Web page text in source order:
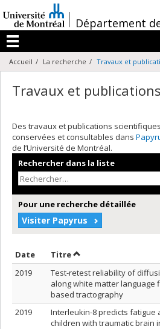
au
contenu
/Département
Menu
Accueil La recherche Travaux et
Travaux et publications
Des travaux et publications
conservées et consultables dans
de l’Université de Montréal.
Rechercher dans la liste
Pour une recherche détaillée
Visiter Papyrus
Date Trier par date en ordre
TitreTrier par titre en
2019
Test-retest reliability of
along white matter language
based tractography
2019
Interleukin-8 predicts fatigue
children with traumatic brain